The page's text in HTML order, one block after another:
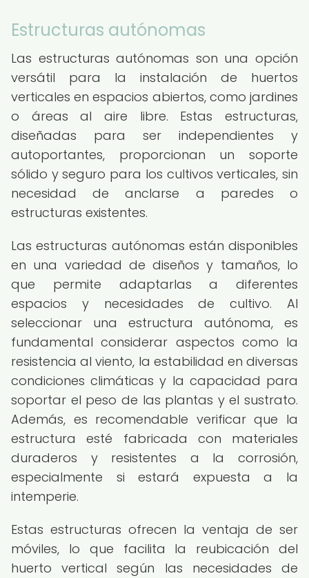
Estructuras autónomas
Las estructuras autónomas son una opción
versátil para la instalación de huertos
verticales en espacios abiertos, como jardines
o áreas al aire libre. Estas estructuras,
diseñadas para ser independientes y
autoportantes, proporcionan un soporte
sólido y seguro para los cultivos verticales, sin
necesidad de anclarse a paredes o
estructuras existentes.
Las estructuras autónomas están disponibles
en una variedad de diseños y tamaños, lo
que permite adaptarlas a diferentes
espacios y necesidades de cultivo. Al
seleccionar una estructura autónoma, es
fundamental considerar aspectos como la
resistencia al viento, la estabilidad en diversas
condiciones climáticas y la capacidad para
soportar el peso de las plantas y el sustrato.
Además, es recomendable verificar que la
estructura esté fabricada con materiales
duraderos y resistentes a la corrosión,
especialmente si estará expuesta a la
intemperie.
Estas estructuras ofrecen la ventaja de ser
móviles, lo que facilita la reubicación del
huerto vertical según las necesidades de